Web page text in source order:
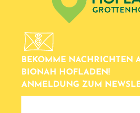
BEKOMME NACHRICHTEN
BIONAH HOFLADEN!
ANMELDUNG ZUM
newsletter